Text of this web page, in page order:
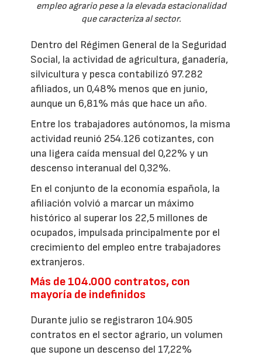
empleo agrario pese a la elevada estacionalidad
que caracteriza al sector.
Dentro del Régimen General de la Seguridad
Social, la actividad de agricultura, ganadería,
silvicultura y pesca contabilizó 97.282
afiliados, un 0,48% menos que en junio,
aunque un 6,81% más que hace un año.
Entre los trabajadores autónomos, la misma
actividad reunió 254.126 cotizantes, con
una ligera caída mensual del 0,22% y un
descenso interanual del 0,32%.
En el conjunto de la economía española, la
afiliación volvió a marcar un máximo
histórico al superar los 22,5 millones de
ocupados, impulsada principalmente por el
crecimiento del empleo entre trabajadores
extranjeros.
Más de 104.000 contratos, con
mayoría de indefinidos
Durante julio se registraron 104.905
contratos en el sector agrario, un volumen
que supone un descenso del 17,22%